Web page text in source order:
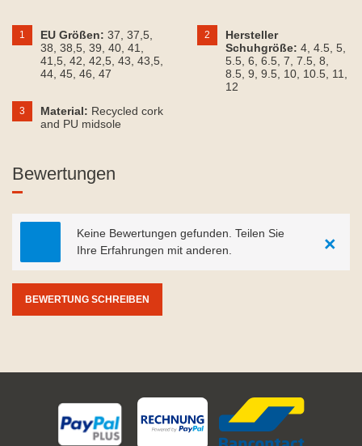
1 EU Größen: 37 , 37,5
38 , 38,5 , 39 , 40 , 41
41,5 , 42 , 42,5 , 43 , 43,5
44 , 45 , 46 , 47
2
Hersteller
Schuhgröße: 4 , 4.5 , 5
5.5 , 6 , 6.5 , 7 , 7.5 , 8
8.5 , 9 , 9.5 , 10 , 10.5 , 11
12
3 Material: Recycled cork
and PU midsole
Bewertungen
Keine Bewertungen gefunden. Teilen Sie
Ihre Erfahrungen mit anderen.
×
BEWERTUNG SCHREIBEN